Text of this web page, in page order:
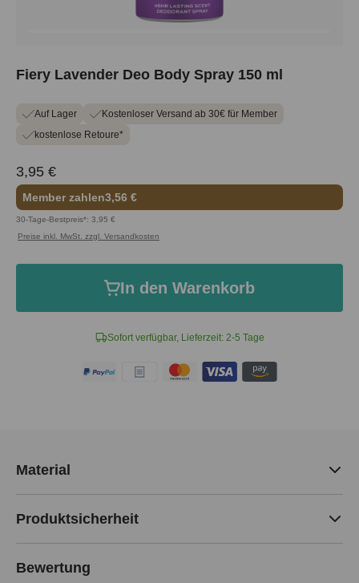
Fiery Lavender Deo Body Spray 150 ml
Auf Lager
Kostenloser Versand ab 30€ für Member
kostenlose Retoure*
3,95 €
Member zahlen3,56 €
30-Tage-Bestpreis*: 3,95 €
Preise inkl. MwSt. zzgl. Versandkosten
Sofort verfügbar, Lieferzeit: 2-5 Tage
In den Warenkorb
Material
Produktsicherheit
Bewertung